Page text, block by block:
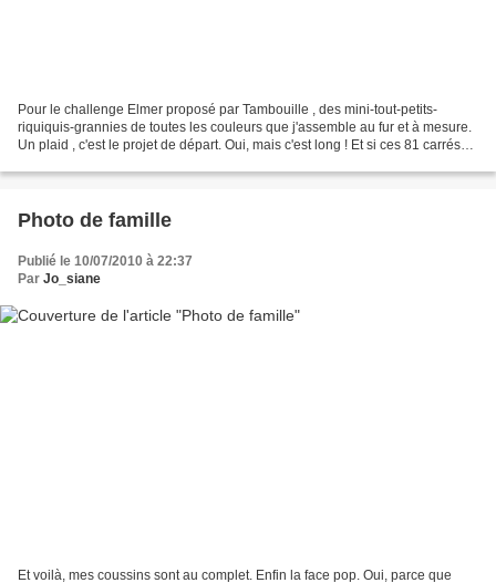
Pour le challenge Elmer proposé par Tambouille , des mini-tout-petits-
riquiquis-grannies de toutes les couleurs que j'assemble au fur et à mesure.
Un plaid , c'est le projet de départ. Oui, mais c'est long ! Et si ces 81 carrés
Photo de famille
Publié le 10/07/2010 à 22:37
Par Jo_siane
Et voilà, mes coussins sont au complet. Enfin la face pop. Oui, parce que